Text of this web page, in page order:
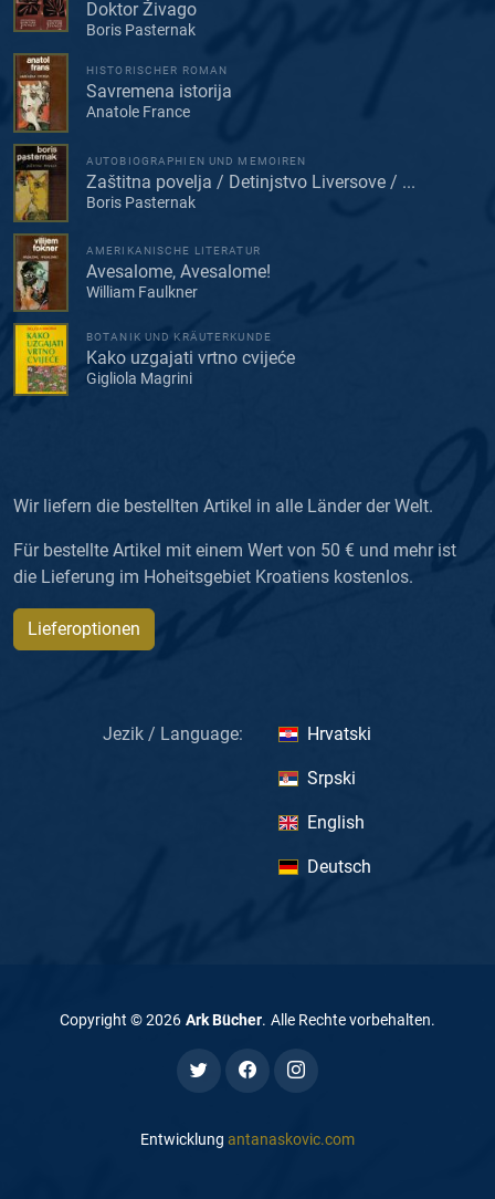
Doktor Živago
Boris Pasternak
HISTORISCHER ROMAN
Savremena istorija
Anatole France
AUTOBIOGRAPHIEN UND MEMOIREN
Zaštitna povelja / Detinjstvo Liversove / ...
Boris Pasternak
AMERIKANISCHE LITERATUR
Avesalome, Avesalome!
William Faulkner
BOTANIK UND KRÄUTERKUNDE
Kako uzgajati vrtno cvijeće
Gigliola Magrini
Wir liefern die bestellten Artikel in alle Länder der Welt.
Für bestellte Artikel mit einem Wert von 50 € und mehr ist
die Lieferung im Hoheitsgebiet Kroatiens kostenlos.
Lieferoptionen
Jezik / Language: Hrvatski
Srpski
English
Deutsch
Copyright ©2026 Ark Bücher. Alle Rechte vorbehalten.
Entwicklung antanaskovic.com